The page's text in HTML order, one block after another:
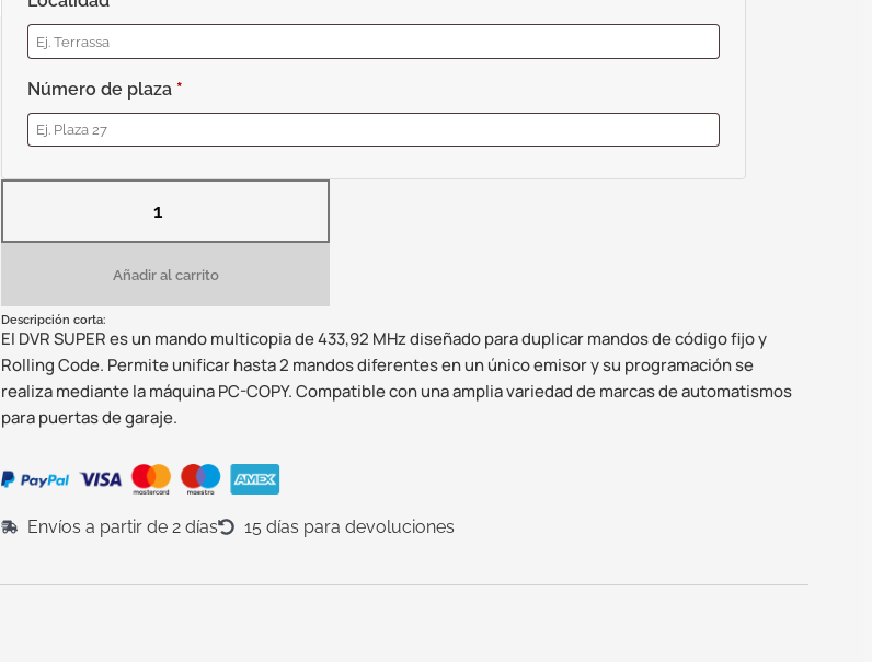
Número de plaza *
Añadir al carrito
Descripción corta:
El DVR SUPER es un mando multicopia de 433,92 MHz diseñado para duplicar mandos de código fijo y
Rolling Code. Permite unificar hasta 2 mandos diferentes en un único emisor y su programación se
realiza mediante la máquina PC-COPY. Compatible con una amplia variedad de marcas de automatismos
para puertas de garaje.
Envíos a partir de 2 días
15 días para devoluciones